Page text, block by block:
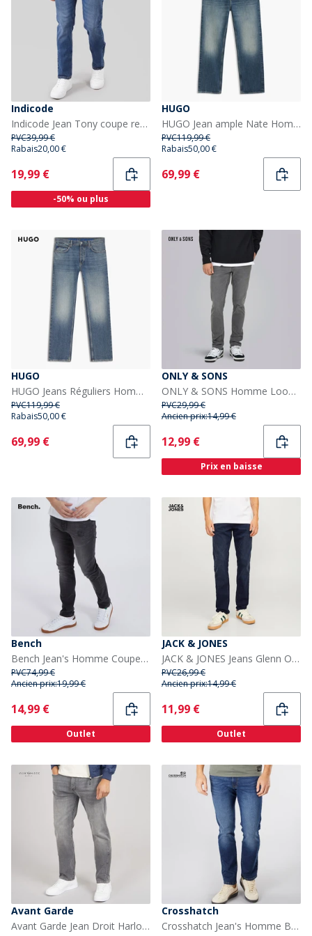
Indicode
Indicode Jean Tony coupe regular Homme Medium Indigo
PVC39,99 €
Rabais20,00 €
Current
19,99 €
-50% ou plus
HUGO
HUGO Jean ample Nate Homme Bright Blue
PVC119,99 €
Rabais50,00 €
Current
69,99 €
HUGO
HUGO Jeans Réguliers Homme Jonah Bright Blue
PVC119,99 €
Rabais50,00 €
Current
69,99 €
ONLY & SONS
ONLY & SONS Homme Loom Box Jeans Grey Denim
PVC29,99 €
Ancien prix:14,99 €
Current
12,99 €
Prix en baisse
Bench
Bench Jean's Homme Coupe Relaxée Effilée Noir Vintage
PVC74,99 €
Ancien prix:19,99 €
Current
14,99 €
Outlet
JACK & JONES
JACK & JONES Jeans Glenn Original SQ 260 Noos Homme Blue Denim
PVC26,99 €
Ancien prix:14,99 €
Current
11,99 €
Outlet
Avant Garde
Avant Garde Jean Droit Harlow Homme Gris
Crosshatch
Crosshatch Jean's Homme Bandol Coupe Droite Denim Foncé